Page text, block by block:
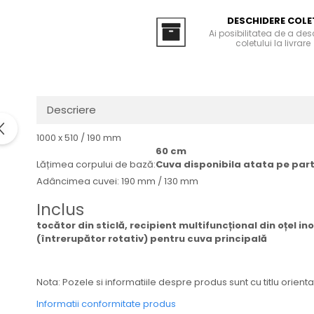
Plite cu hota integrata
DESCHIDERE
Ai posibilitatea de a
coletului la livrare
Descriere
1000 x 510 / 190 mm
Lățimea corpului de bază:
60 cm
Cuva disponibila atata pe
Adâncimea cuvei: 190 mm / 130 mm
Inclus
tocător din sticlă, recipient multifuncțional din oțel
(întrerupător rotativ) pentru cuva principală
Nota: Pozele si informatiile despre produs sunt cu titlu
Informatii conformitate produs